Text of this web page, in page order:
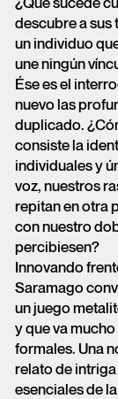
¿Qué sucede
descubre a sus
un individuo
une ningún
Ése es el
nuevo las
duplicado.
consiste la
individuales y
voz, nuestros
repitan en otra
con nuestro
percibiesen?
Innovando
Saramago
un juego
y que va
formales. Una
relato de
esenciales de